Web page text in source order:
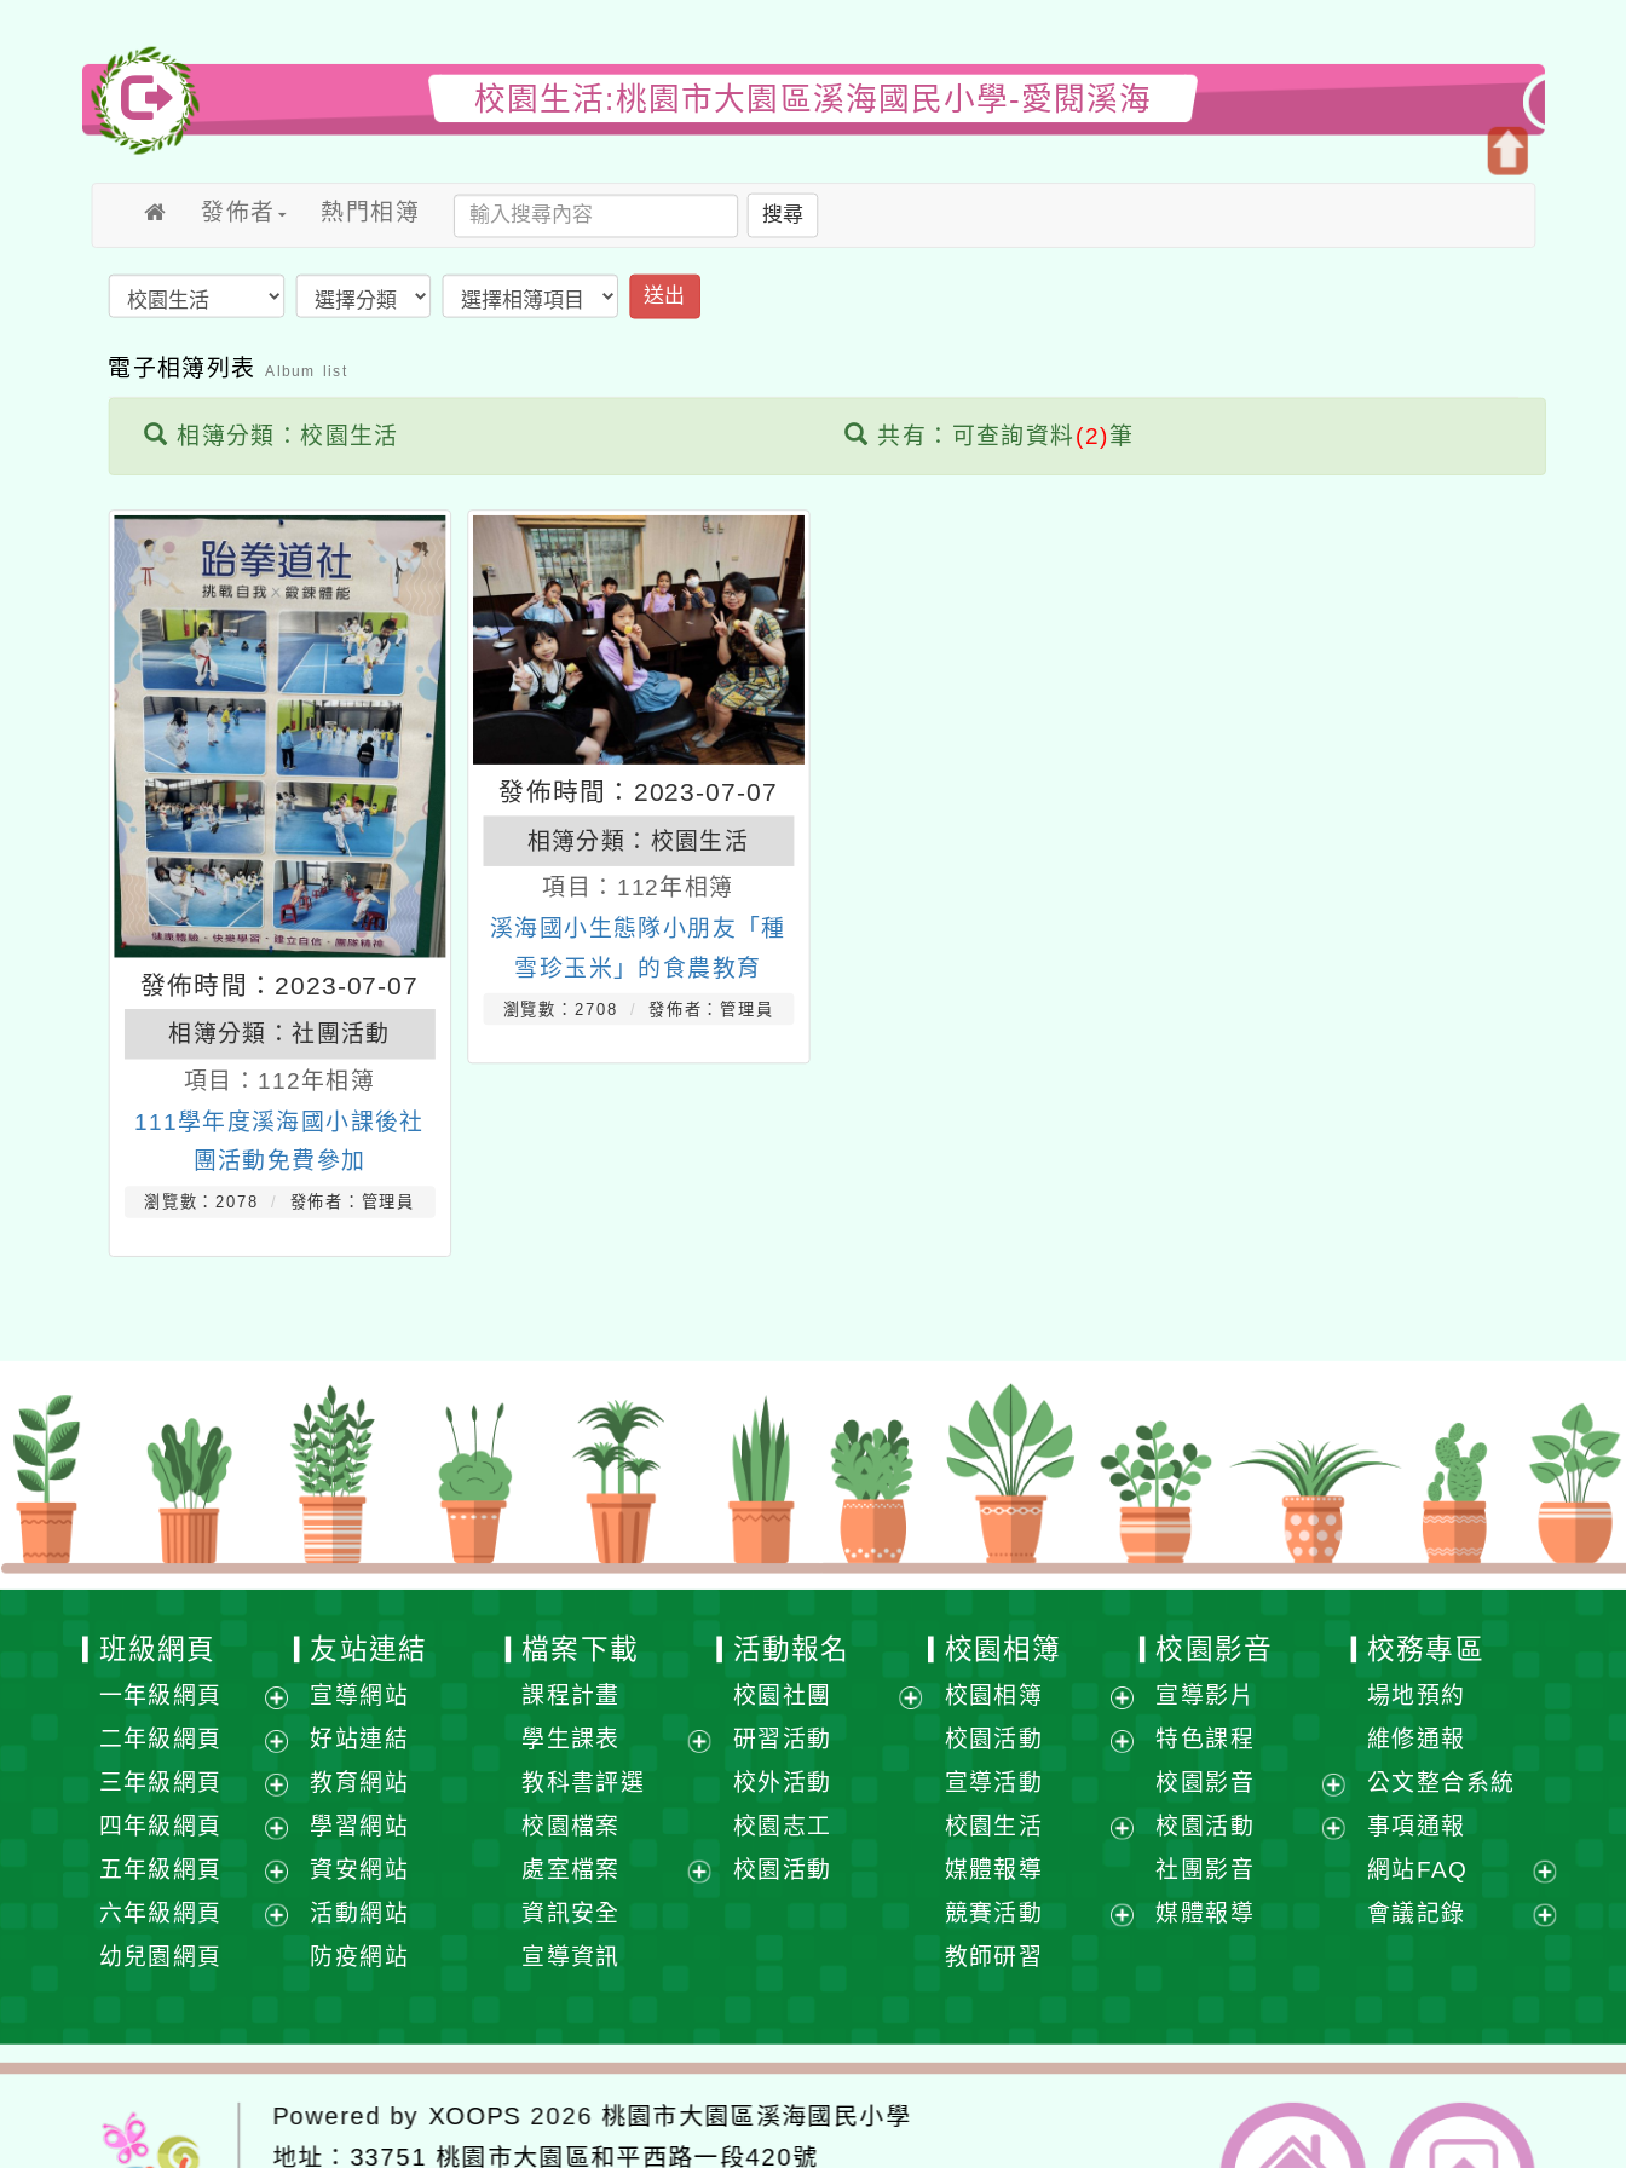
校園生活:桃園市大園區溪海國民小學-愛閱溪海
發佈者 熱門相簿 搜尋
送出
電子相簿列表 Album list
相簿分類：校園生活 共有：可查詢資料(2)筆
發佈時間：2023-07-07
相簿分類：社團活動
項目： 112年相簿
111學年度溪海國小課後社
團活動免費參加
瀏覽數：2078 發佈者：管理員
發佈時間：2023-07-07
相簿分類： 校園生活
項目： 112年相簿
溪海國小生態隊小朋友「種
雪珍玉米」的食農教育
瀏覽數：2708 發佈者：管理員
班級網頁
一年級網頁
展
選
單
二年級網頁
展
開
選
單
三年級網頁
展
開
選
單
四年級網頁
展
開
選
五年級網頁
展
開
六年級網頁
單
幼兒園網頁
友站連結
宣導網站
好站連結
教育網站
學習網站
資安網站
活動網站
防疫網站
檔案下載
課程計畫
學生課表
單
教科書評選
校園檔案
處室檔案
資訊安全
宣導資訊
活動報名
校園社團
研習活動
校外活動
校園志工
校園活動
校園相簿
校園相簿
展
單
校園活動
選
宣導活動
校園生活
選
媒體報導
競賽活動
單
教師研習
校園影音
宣導影片
特色課程
校園影音
展
開
校園活動
社團影音
媒體報導
校務專區
場地預約
維修通報
公文整合系統
事項通報
網站FAQ
展
開
會議記錄
單
Powered by XOOPS 2026桃園市大園區溪海國民小學
地址： 33751 桃園市大園區和平西路一段420號